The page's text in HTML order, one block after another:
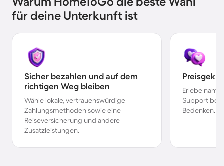
für deine Unterkunft ist
Sicher bezahlen und auf dem
richtigen Weg bleiben
Wähle lokale, vertrauenswürdige
Zahlungsmethoden sowie eine
Reiseversicherung und andere
Zusatzleistungen.
Erlebe
Support bei
Bedenken.